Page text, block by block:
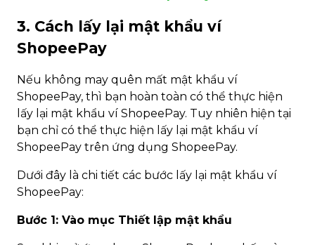
3. Cách lấy lại mật khẩu ví
ShopeePay
Nếu không may quên mất mật khẩu ví
ShopeePay, thì bạn hoàn toàn có thể thực hiện
lấy lại mật khẩu ví ShopeePay. Tuy nhiên hiện tại
bạn chỉ có thể thực hiện lấy lại mật khẩu ví
ShopeePay trên ứng dụng ShopeePay.
Dưới đây là chi tiết các bước lấy lại mật khẩu ví
ShopeePay:
Bước 1: Vào mục Thiết lập mật khẩu